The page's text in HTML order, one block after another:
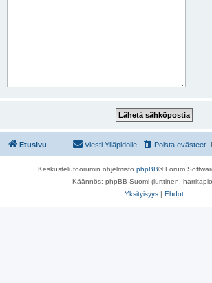
Etusivu Poista evästeet
Viesti Ylläpidolle
Keskustelufoorumin ohjelmisto phpBB® Forum
Käännös: phpBB Suomi (lurttinen,
Yksityisyys | Ehdot